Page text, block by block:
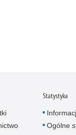
Statystyka
Ogólne